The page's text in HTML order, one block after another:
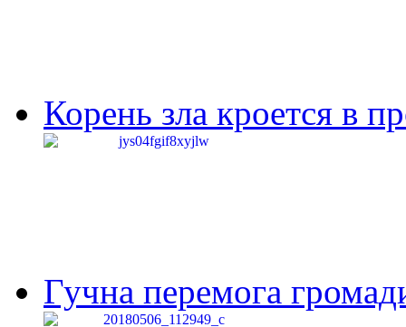
Корень зла кроется в
Гучна перемога